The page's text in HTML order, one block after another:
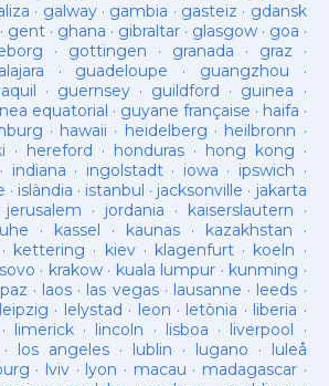
· galway· gambia · gasteiz · gdansk
· gent· ghana · gibraltar· glasgow· goa ·
· gottingen · granada · graz ·
· guadeloupe · guangzhou ·
· guernsey· guildford · guinea ·
equatorial · guyane française · haifa ·
· hawaii · heidelberg · heilbronn ·
· hereford · honduras· hong kong ·
· indiana · ingolstadt· iowa · ipswich ·
· islàndia · istanbul · jacksonville · jakarta
jerusalem · jordania · kaiserslautern ·
· kassel · kaunas· kazakhstan ·
· kettering · kiev· klagenfurt · koeln ·
· krakow· kuala lumpur · kunming ·
· laos· las vegas· lausanne · leeds ·
leipzig · lelystad · leon · letònia · liberia ·
· limerick· lincoln · lisboa · liverpool ·
· los angeles· lublin · lugano · luleå
· lviv · lyon · macau · madagascar·